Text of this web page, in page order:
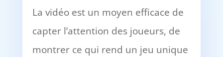
La vidéo est un moyen efficace de
capter l’attention des joueurs, de
montrer ce qui rend un jeu unique